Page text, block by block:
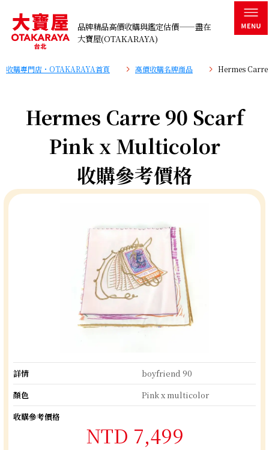
品牌精品高價收購與鑑定估價——盡在
大寶屋(OTAKARAYA)
收購專門店・OTAKARAYA首頁 高價收購名牌商品 Hermes
Hermes Carre 90 Scarf
Pink x Multicolor
收購參考價格
詳情
boyfriend 90
顏色
Pink x multicolor
收購參考價格
NTD 7,499